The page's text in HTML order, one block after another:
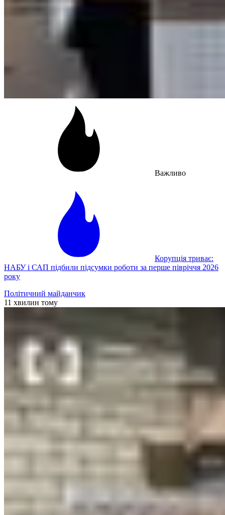
Важливо
Корупція триває:
НАБУ і САП підбили підсумки роботи за перше півріччя 2026
року
Політичний майданчик
11 хвилин тому